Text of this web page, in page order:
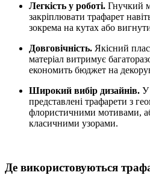
Легкість у роботі. Гнучкий
закріплювати трафарет
зокрема на кутах або
Довговічність. Якісний
матеріал витримує
економить бюджет на
Широкий вибір дизайнів. У
представлені трафарети з
флористичними мотивами,
класичними узорами.
Де використовуються